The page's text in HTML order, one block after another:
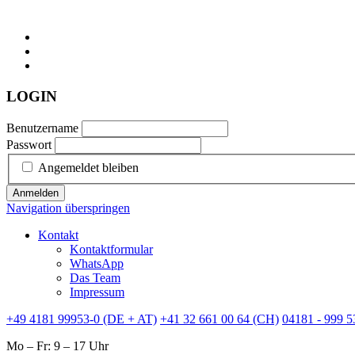
LOGIN
Benutzername
Passwort
Angemeldet bleiben
Anmelden
Navigation überspringen
Kontakt
Kontaktformular
WhatsApp
Das Team
Impressum
+49 4181 99953-0 (DE + AT) +41 32 661 00 64 (CH) 04181 - 999
Mo – Fr: 9 – 17 Uhr